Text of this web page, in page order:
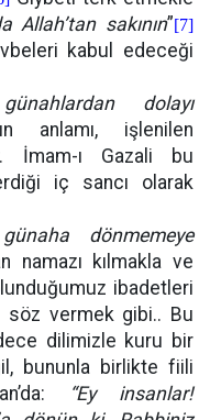
Allah’tan sakının”[7]
kabul edeceği
dolayı
anlamı, işlenilen
İmam-ı Gazali bu
iç sancı olarak
dönmemeye
namazı kılmakla ve
ibadetleri
söz vermek gibi.. Bu
dilimizle kuru bir
bununla birlikte fiili
“Ey insanlar!